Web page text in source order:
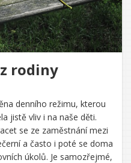
rodiny
denního režimu, kterou
jistě vliv i na naše děti.
se ze zaměstnání mezi
a často i poté se doma
úkolů. Je samozřejmé,